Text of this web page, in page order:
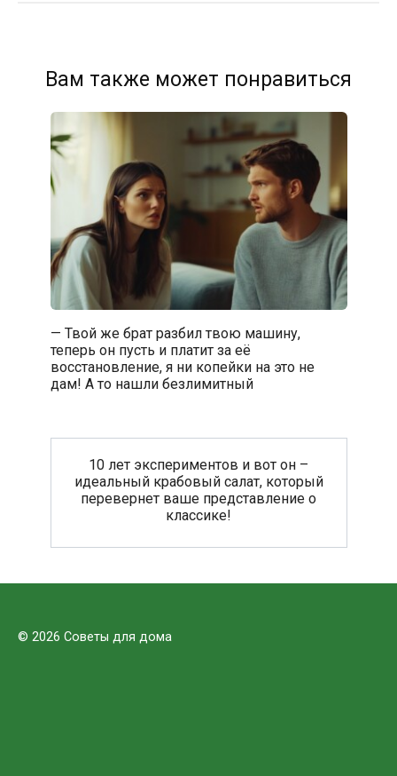
Вам также может понравиться
— Твой же брат разбил твою машину,
теперь он пусть и платит за её
восстановление, я ни копейки на это не
дам! А то нашли безлимитный
10 лет экспериментов и вот он –
идеальный крабовый салат, который
перевернет ваше представление о
классике!
© 2026 Советы для дома